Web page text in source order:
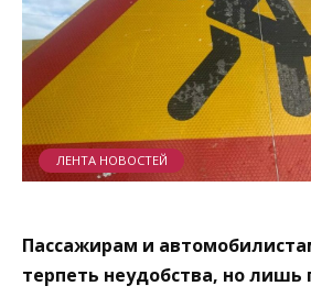
ЛЕНТА НОВОСТЕЙ
Пассажирам и
терпеть неудобства, но лишь